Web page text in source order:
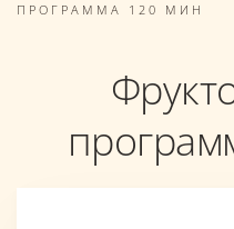
ПРОГРАММА 120 МИН